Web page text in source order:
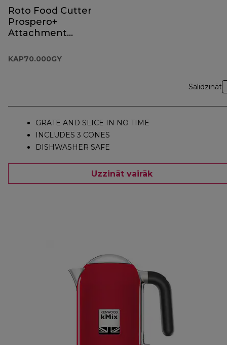
Roto Food Cutter
Prospero+
Attachment
KAP70.000GY
Salīdzināt
GRATE AND SLICE IN NO TIME
INCLUDES 3 CONES
DISHWASHER SAFE
Uzzināt vairāk